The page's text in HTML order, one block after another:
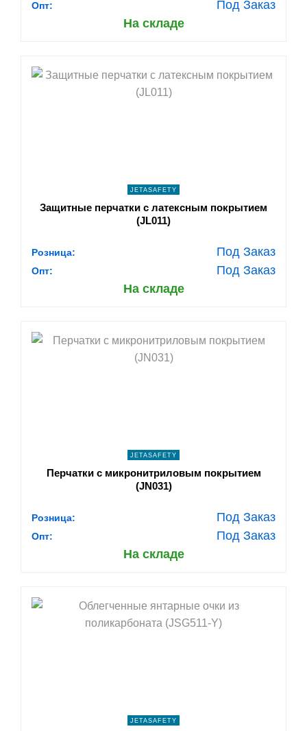
Опт:
Под Заказ
На складе
shopping_cart В КОРЗИНУ
JETASAFETY
Защитные перчатки с латексным покрытием
(JL011)
Розница: Под Заказ
Опт:
Под Заказ
На складе
shopping_cart В КОРЗИНУ
JETASAFETY
Перчатки с микронитриловым покрытием
(JN031)
Розница: Под Заказ
Опт:
Под Заказ
На складе
shopping_cart В КОРЗИНУ
JETASAFETY